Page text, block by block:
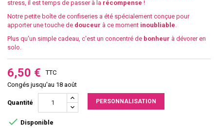
stress, il est temps de passer à la récompense !
Notre petite boîte de confiseries a été spécialement conçue pour
apporter une touche de douceur à ce moment inoubliable
Plus qu'un simple cadeau, c'est un concentré de bonheur à dévorer en
solo.
6,50 €
TTC
Congés jusqu'au 18 août
Quantité PERSONNALISATION
 Disponible